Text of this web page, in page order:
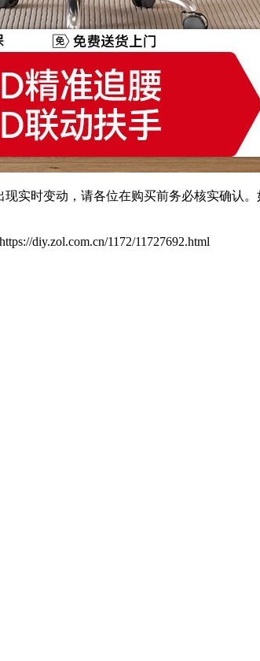
实时变动，请各位在购买前务必核实确认
https://diy.zol.com.cn/1172/11727692.html